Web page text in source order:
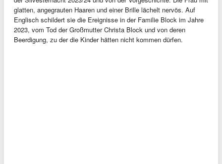
glatten, angegrauten Haaren und einer Brille lächelt nervös. Auf
Englisch schildert sie die Ereignisse in der Familie Block im Jahre
2023, vom Tod der Großmutter Christa Block und von deren
Beerdigung, zu der die Kinder hätten nicht kommen dürfen.